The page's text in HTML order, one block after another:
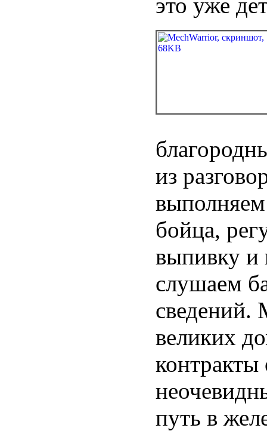
из
бойца,
выпивку и
слушаем
сведений.
великих
контракты
путь в